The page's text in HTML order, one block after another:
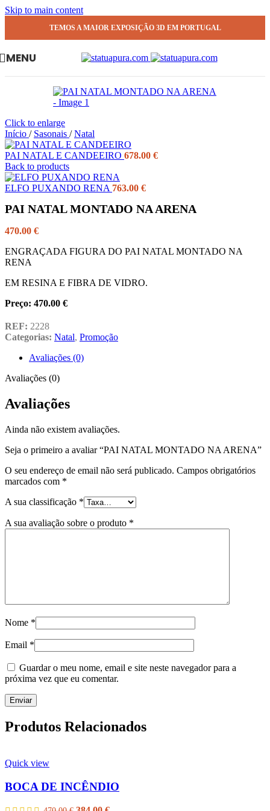
Skip to main content
TEMOS A MAIOR EXPOSIÇÃO 3D EM PORTUGAL
MENU
Click to enlarge
Início / Sasonais / Natal
PAI NATAL E CANDEEIRO 678.00 €
Back to products
ELFO PUXANDO RENA 763.00 €
PAI NATAL MONTADO NA ARENA
470.00 €
ENGRAÇADA FIGURA DO PAI NATAL MONTADO NA
RENA
EM RESINA E FIBRA DE VIDRO.
Preço: 470.00 €
REF: 2228
Categorias: Natal, Promoção
Avaliações (0)
Avaliações (0)
Avaliações
Ainda não existem avaliações.
Seja o primeiro a avaliar “PAI NATAL MONTADO NA ARENA”
O seu endereço de email não será publicado. Campos obrigatórios
marcados com *
A sua classificação *
A sua avaliação sobre o produto *
Nome *
Email *
Guardar o meu nome, email e site neste navegador para a
próxima vez que eu comentar.
Produtos Relacionados
Quick view
BOCA DE INCÊNDIO